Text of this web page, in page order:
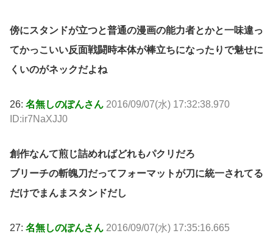
傍にスタンドが立つと普通の漫画の能力者とかと一味違っ
てかっこいい反面戦闘時本体が棒立ちになったりで魅せに
くいのがネックだよね
26: 名無しのぽんさん 2016/09/07(水) 17:32:38.970
ID:ir7NaXJJ0
創作なんて煎じ詰めればどれもパクリだろ
ブリーチの斬魄刀だってフォーマットが刀に統一されてる
だけでまんまスタンドだし
27: 名無しのぽんさん 2016/09/07(水) 17:35:16.665